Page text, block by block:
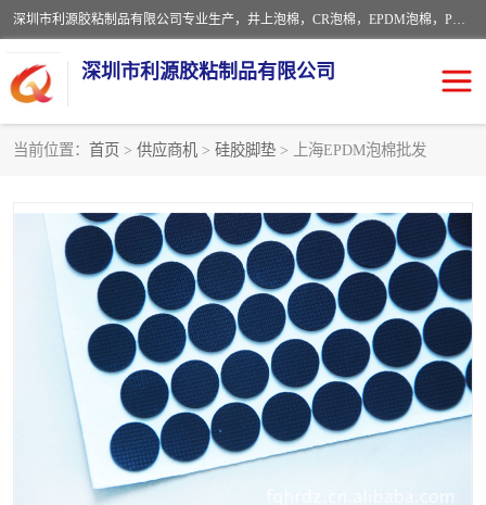
深圳市利源胶粘制品有限公司专业生产，井上泡棉，CR泡棉，EPDM泡棉，PORON泡棉厚度剖切，公差正负0.1mm，硅胶条，脚垫，异形一次成型，雕刻EVA海绵；包装材料:精密仪器、医疗器具、运输时缓冲、防震材料。建筑:住房装潢材料、房屋门窗密封；轻便、强韧性：轻便并且具有较强的韧性，良好的耐油性与耐溶剂性。隔热性：导热性低具有优越的保温性，具有的回弹性。
深圳市利源胶粘制品有限公司
当前位置： 首页 > 供应商机 > 硅胶脚垫 > 上海EPDM泡棉批发
PORON泡棉 防火海绵
EVA珍珠棉异形 硅胶脚垫
佛橡胶泡棉